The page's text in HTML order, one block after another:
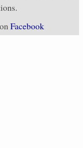
Facebook